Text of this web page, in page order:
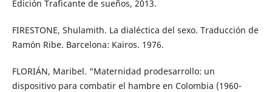
Edición Traficante de sueños, 2013.
FIRESTONE, Shulamith. La dialéctica del sexo. Traducción de
Ramón Ribe. Barcelona: Kairos. 1976.
FLORIÁN, Maribel. “Maternidad prodesarrollo: un
dispositivo para combatir el hambre en Colombia (1960-